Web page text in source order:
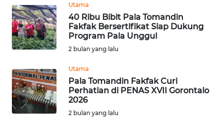
Utama
40 Ribu Bibit Pala Tomandin
Fakfak Bersertifikat Siap Dukung
Program Pala Unggul
2 bulan yang lalu
Utama
Pala Tomandin Fakfak Curi
Perhatian di PENAS XVII Gorontalo
2026
2 bulan yang lalu
Wahana
News
Regional
WN
WN
JAKARTA